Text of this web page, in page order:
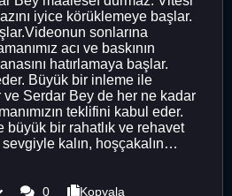
iyice körüklemeye başlar.
sonlarına
acı ve baskının
hatırlamaya başlar.
Büyük bir inleme ile
ve Serdar Bey de her ne kadar
teklifini kabul eder.
bir rahatlık ve rehavet
kalın, hoşçakalın…
0
Kopyala